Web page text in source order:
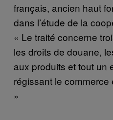
français, ancien haut
dans l’étude de la
« Le traité concerne
les droits de douane,
aux produits et tout un
régissant le
»